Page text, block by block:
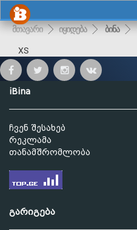
მთავარი იყიდება ბინა
XS
iBina
ჩვენ შესახებ
რეკლამა
თანამშრომლობა
გარიგება